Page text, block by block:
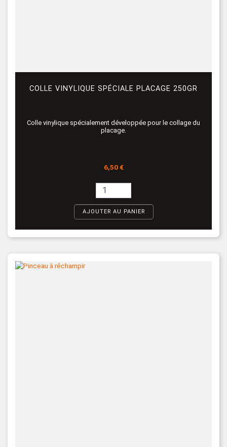
COLLE VINYLIQUE SPÉCIALE PLACAGE 250GR
Colle vinylique spécialement développée pour le collage du
placage.
Prix
6,50 €
AJOUTER AU PANIER